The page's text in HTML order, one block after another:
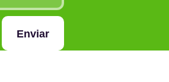
Enviar